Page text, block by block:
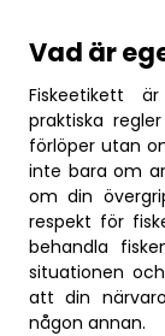
Vad är
Fiskeetikett
praktiska
förlöper utan
inte bara om
om din
respekt för
behandla
situationen
att din
någon annan.